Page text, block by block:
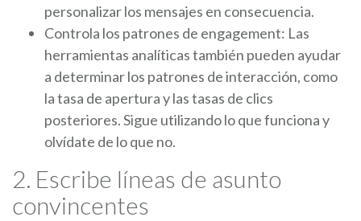
personalizar los mensajes en consecuencia.
Controla los patrones de engagement: Las
herramientas analíticas también pueden ayudar
a determinar los patrones de interacción, como
la tasa de apertura y las tasas de clics
posteriores. Sigue utilizando lo que funciona y
olvídate de lo que no.
2. Escribe líneas de asunto
convincentes